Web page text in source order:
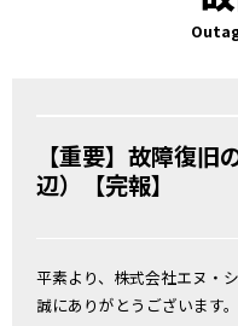
【重要】故障復
辺）【完報】
平素より、株式会社エヌ・
誠にありがとうございます。